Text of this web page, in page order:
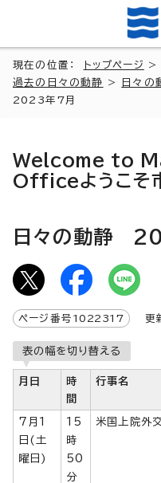
現在の位置： トップページ >
過去の日々の動静
> 日々
2023年7月
Welcome to
Officeようこそ
日々の動静
ページ番号 1022317 更
表の幅を切り替える
月日
時
間
行事名
7月1
日(土
曜日)
15
時
50
分
米国上院外